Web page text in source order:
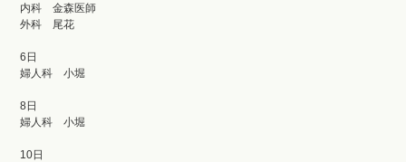
内科 金森医師
外科 尾花
6日
婦人科 小堀
8日
婦人科 小堀
10日